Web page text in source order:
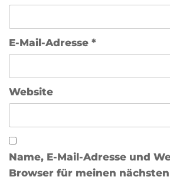
E-Mail-Adresse *
Website
Name, E-Mail-Adresse und
Browser für meinen